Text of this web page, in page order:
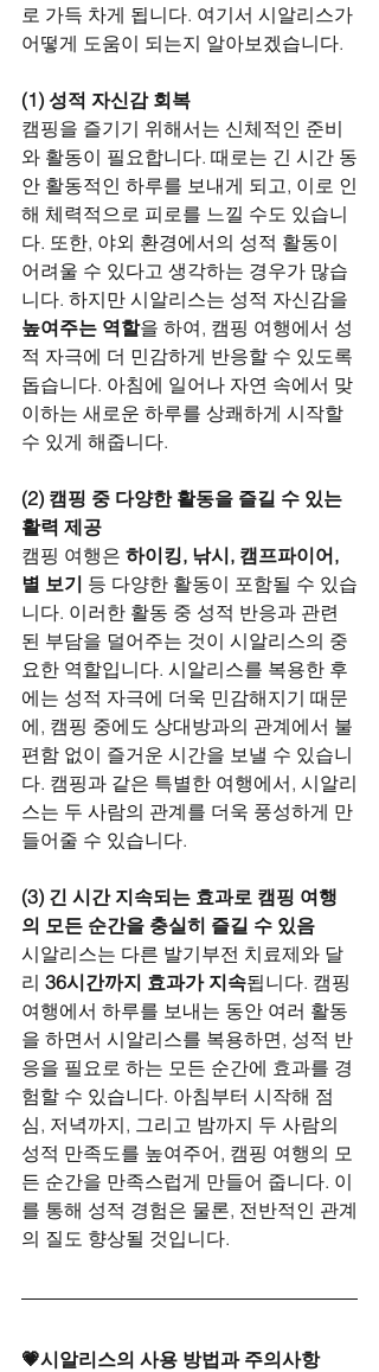
로 가득 차게 됩니다. 여기서 시알리스가
어떻게 도움이 되는지 알아보겠습니다.
(1) 성적 자신감 회복
캠핑을 즐기기 위해서는 신체적인 준비
와 활동이 필요합니다. 때로는 긴 시간 동
안 활동적인 하루를 보내게 되고, 이로 인
해 체력적으로 피로를 느낄 수도 있습니
다. 또한, 야외 환경에서의 성적 활동이
어려울 수 있다고 생각하는 경우가 많습
니다. 하지만 시알리스는 성적 자신감을
높여주는 역할을 하여, 캠핑 여행에서 성
적 자극에 더 민감하게 반응할 수 있도록
돕습니다. 아침에 일어나 자연 속에서 맞
이하는 새로운 하루를 상쾌하게 시작할
수 있게 해줍니다.
(2) 캠핑 중 다양한 활동을 즐길 수 있는
활력 제공
캠핑 여행은 하이킹, 낚시, 캠프파이어,
별 보기 등 다양한 활동이 포함될 수 있습
니다. 이러한 활동 중 성적 반응과 관련
된 부담을 덜어주는 것이 시알리스의 중
요한 역할입니다. 시알리스를 복용한 후
에는 성적 자극에 더욱 민감해지기 때문
에, 캠핑 중에도 상대방과의 관계에서 불
편함 없이 즐거운 시간을 보낼 수 있습니
다. 캠핑과 같은 특별한 여행에서, 시알리
스는 두 사람의 관계를 더욱 풍성하게 만
들어줄 수 있습니다.
(3) 긴 시간 지속되는 효과로 캠핑 여행
의 모든 순간을 충실히 즐길 수 있음
시알리스는 다른 발기부전 치료제와 달
리 36시간까지 효과가 지속됩니다. 캠핑
여행에서 하루를 보내는 동안 여러 활동
을 하면서 시알리스를 복용하면, 성적 반
응을 필요로 하는 모든 순간에 효과를 경
험할 수 있습니다. 아침부터 시작해 점
심, 저녁까지, 그리고 밤까지 두 사람의
성적 만족도를 높여주어, 캠핑 여행의 모
든 순간을 만족스럽게 만들어 줍니다. 이
를 통해 성적 경험은 물론, 전반적인 관계
의 질도 향상될 것입니다.
💗시알리스의 사용 방법과 주의사항